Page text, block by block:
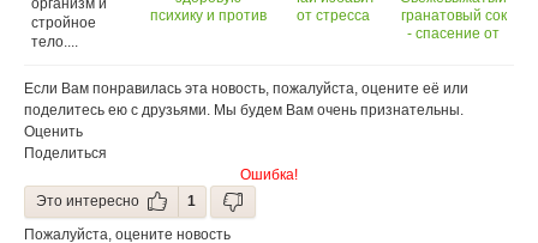
организм и
стройное
тело....
психику и против
от стресса
гранатовый сок
- спасение от
Если Вам понравилась эта новость, пожалуйста, оцените её или
поделитесь ею с друзьями. Мы будем Вам очень признательны.
Оценить
Поделиться
Ошибка!
Это интересно
1
Пожалуйста, оцените новость